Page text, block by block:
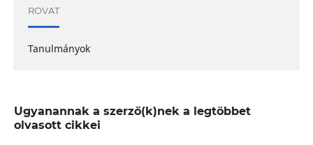
ROVAT
Tanulmányok
Ugyanannak a szerző(k)nek a legtöbbet
olvasott cikkei